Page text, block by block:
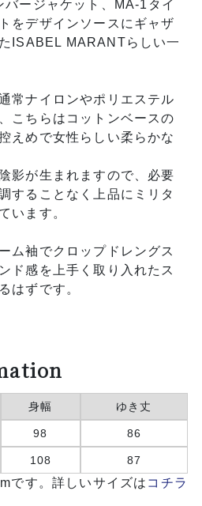
ージャケット、MA-1タイ
をデザインソースにギャザ
ISABEL MARANTらしい一
常ナイロンやポリエステル
こちらはコットンベースの
えめで女性らしい柔らかな
影が生まれますので、必要
することなく上品にミリタ
います。
ム袖でクロップドレングス
ド感を上手く取り入れたス
はずです。
身幅 ゆき丈
98 86
108 87
です。詳しいサイズは コチラ